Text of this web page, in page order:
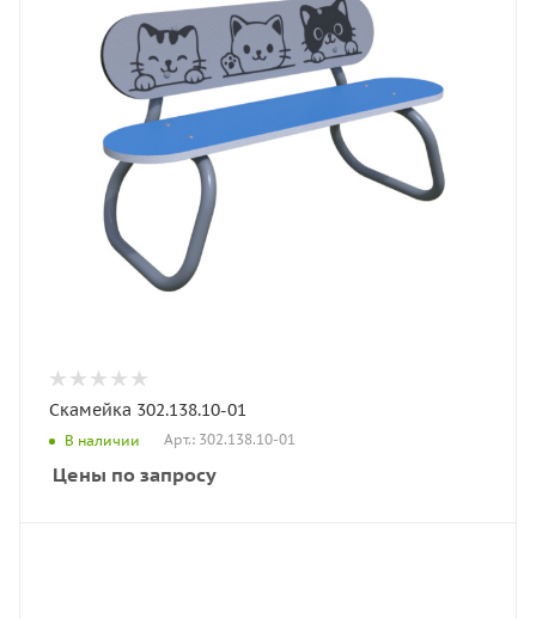
Скамейка 302.138.10-01
В наличии Арт.: 302.138.10-01
Цены по запросу